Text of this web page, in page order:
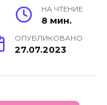
НА ЧТЕНИЕ
8 мин.
ОПУБЛИКОВАНО
27.07.2023